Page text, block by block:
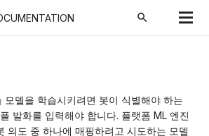
search
모델을 학습시키려면 봇이 식별해야 하는
발화를 입력해야 합니다. 플랫폼 ML 엔진
의도 중 하나에 매핑하려고 시도하는 모델